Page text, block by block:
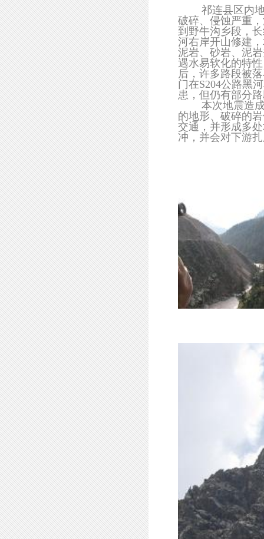
祁连县区内地
破碎、侵蚀严重
到野牛沟乡段，
河右岸开山修建
泥岩、砂岩、泥
遇水易软化的特
后，许多路段被
门在S204公路黑
患，但仍有部分
本次地震造成
的地形、破碎的
交通，并形成多
冲，并会对下游